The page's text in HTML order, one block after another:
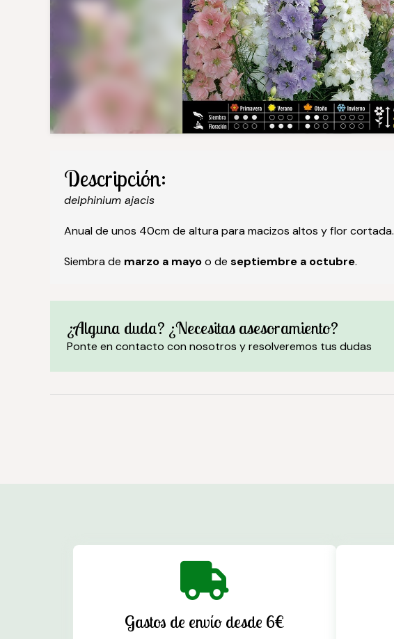
Descripción:
delphinium ajacis
Anual de unos 40cm de altura para macizos altos y flor cortada.
Siembra de marzo a mayoo de septiembre a octubre.
¿Alguna duda? ¿Necesitas asesoramiento?
Ponte en contacto con nosotros y resolveremos tus dudas
Gastos de envío desde 6€